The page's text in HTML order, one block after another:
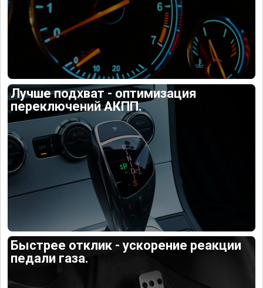
Лучше подхват - оптимизация
переключений АКПП.
Быстрее отклик - ускорение реакции
педали газа.